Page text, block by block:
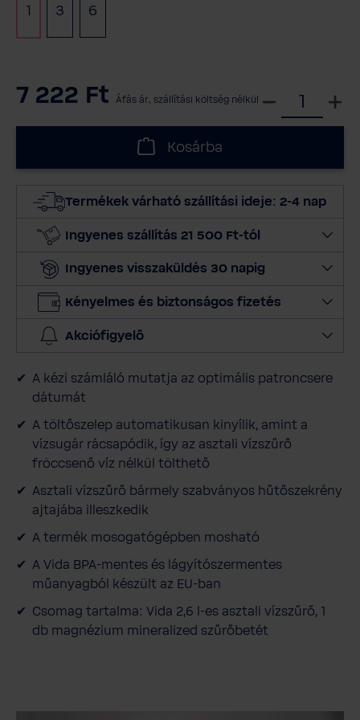
1 3 6
7 222 Ft Áfás ár, szállítási költség nélkül
s
m
n
y
g
Kosárba
Termékek várható szállítási ideje: 2-4 nap
Ingyenes szállítás 21 500 Ft-tól
Ingyenes visszaküldés 30 napig
Kényelmes és biztonságos fizetés
Akciófigyelő
A kézi számláló mutatja az optimális patroncsere
dátumát
A töltőszelep automatikusan kinyílik, amint a
vízsugár rácsapódik, így az asztali vízszűrő
fröccsenő víz nélkül tölthető
Asztali vízszűrő bármely szabványos hűtőszekrény
ajtajába illeszkedik
A termék mosogatógépben mosható
A Vida BPA-mentes és lágyítószermentes
műanyagból készült az EU-ban
Csomag tartalma: Vida 2,6 l-es asztali vízszűrő, 1
db magnézium mineralized szűrőbetét